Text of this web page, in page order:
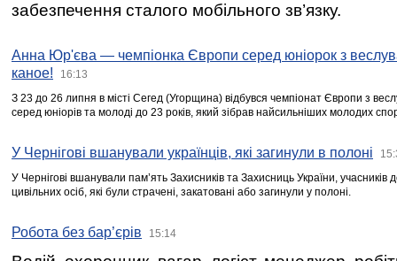
забезпечення сталого мобільного зв’язку.
Анна Юр'єва — чемпіонка Європи серед юніорок з
каное!
16:13
З 23 до 26 липня в місті Сегед (Угорщина) відбувся чемпіонат Європи з
серед юніорів та молоді до 23 років, який зібрав найсильніших молодих
У Чернігові вшанували українців, які загинули в полоні
У Чернігові вшанували пам’ять Захисників та Захисниць України,
цивільних осіб, які були страчені, закатовані або загинули у полоні.
Робота без бар’єрів 15:14